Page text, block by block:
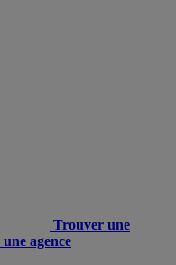
Trouver une
agence